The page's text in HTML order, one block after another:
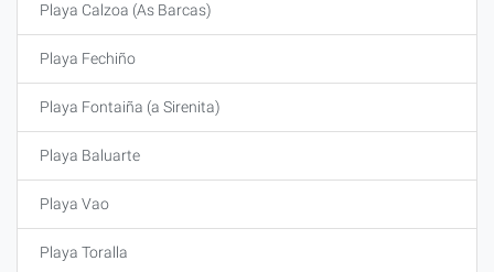
Playa Calzoa (As Barcas)
Playa Fechiño
Playa Fontaiña (a Sirenita)
Playa Baluarte
Playa Vao
Playa Toralla